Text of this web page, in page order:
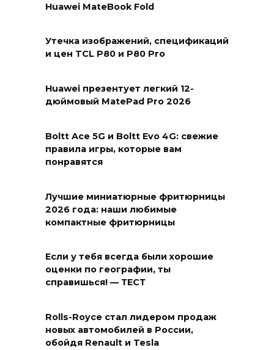
Huawei MateBook Fold
Утечка изображений, спецификаций
и цен TCL P80 и P80 Pro
Huawei презентует легкий 12-
дюймовый MatePad Pro 2026
Boltt Ace 5G и Boltt Evo 4G: свежие
правила игры, которые вам
понравятся
Лучшие миниатюрные фритюрницы
2026 года: наши любимые
компактные фритюрницы
Если у тебя всегда были хорошие
оценки по географии, ты
справишься! — ТЕСТ
Rolls-Royce стал лидером продаж
новых автомобилей в России,
обойдя Renault и Tesla